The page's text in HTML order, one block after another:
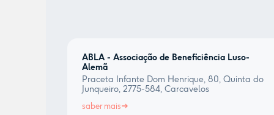
ABLA - Associação de Beneficiência Luso-
Alemã
Praceta Infante Dom Henrique, 80, Quinta do
Junqueiro, 2775-584, Carcavelos
saber mais